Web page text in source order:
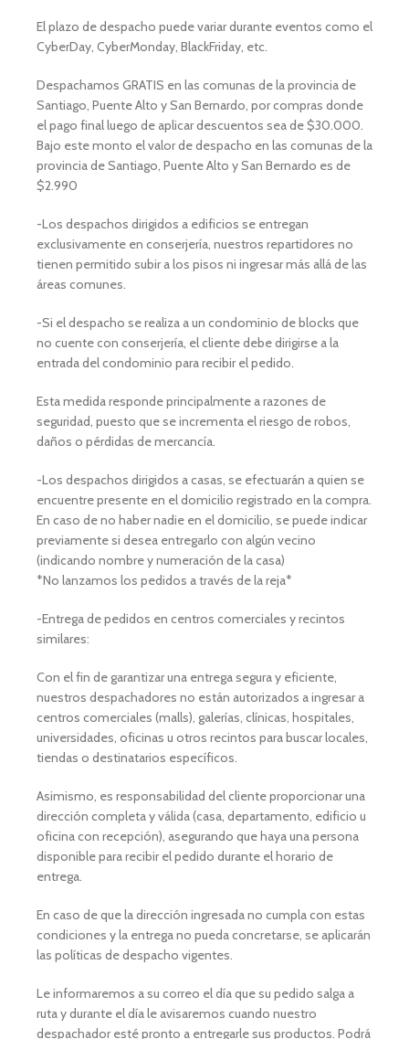
El plazo de despacho puede variar durante eventos como el
CyberDay, CyberMonday, BlackFriday, etc.
Despachamos GRATIS en las comunas de la provincia de
Santiago, Puente Alto y San Bernardo, por compras donde
el pago final luego de aplicar descuentos sea de $30.000.
Bajo este monto el valor de despacho en las comunas de la
provincia de Santiago, Puente Alto y San Bernardo es de
$2.990
-Los despachos dirigidos a edificios se entregan
exclusivamente en conserjería, nuestros repartidores no
tienen permitido subir a los pisos ni ingresar más allá de las
áreas comunes.
-Si el despacho se realiza a un condominio de blocks que
no cuente con conserjería, el cliente debe dirigirse a la
entrada del condominio para recibir el pedido.
Esta medida responde principalmente a razones de
seguridad, puesto que se incrementa el riesgo de robos,
daños o pérdidas de mercancía.
-Los despachos dirigidos a casas, se efectuarán a quien se
encuentre presente en el domicilio registrado en la compra.
En caso de no haber nadie en el domicilio, se puede indicar
previamente si desea entregarlo con algún vecino
(indicando nombre y numeración de la casa)
*No lanzamos los pedidos a través de la reja*
-Entrega de pedidos en centros comerciales y recintos
similares:
Con el fin de garantizar una entrega segura y eficiente,
nuestros despachadores no están autorizados a ingresar a
centros comerciales (malls), galerías, clínicas, hospitales,
universidades, oficinas u otros recintos para buscar locales,
tiendas o destinatarios específicos.
Asimismo, es responsabilidad del cliente proporcionar una
dirección completa y válida (casa, departamento, edificio u
oficina con recepción), asegurando que haya una persona
disponible para recibir el pedido durante el horario de
entrega.
En caso de que la dirección ingresada no cumpla con estas
condiciones y la entrega no pueda concretarse, se aplicarán
las políticas de despacho vigentes.
Le informaremos a su correo el día que su pedido salga a
ruta y durante el día le avisaremos cuando nuestro
despachador esté pronto a entregarle sus productos. Podrá